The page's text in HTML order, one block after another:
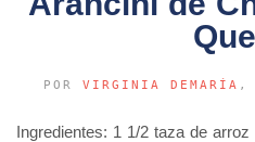
POR VIRGINIA DEMARÍA ,
Ingredientes: 1 1/2 taza de